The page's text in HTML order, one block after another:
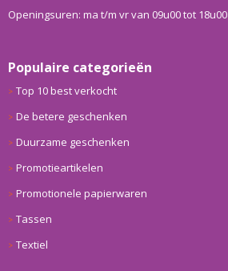
Openingsuren: ma t/m vr van 09u00 tot 18u00
Populaire categorieën
Top 10 best verkocht
De betere geschenken
Duurzame geschenken
Promotieartikelen
Promotionele papierwaren
Tassen
Textiel